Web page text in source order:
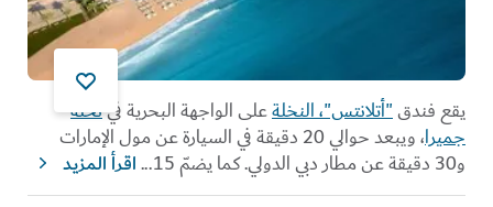
يقع فندق"أتلانتس"، النخلةعلى الواجهة البحرية فينخلة
جميرا
، ويبعد حوالي 20 دقيقة في السيارة عن مول الإمارات
و30 دقيقة عن مطار دبي الدولي. كما يضمّ 15
...اقرأ المزيد